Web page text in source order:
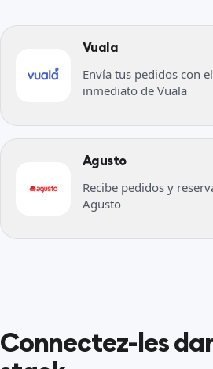
Vuala
Envía tus pedidos con
inmediato de Vuala
Agusto
Recibe pedidos y
Agusto
Connectez-les